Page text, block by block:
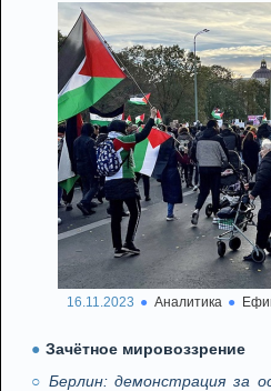
16.11.2023 Аналитика
Зачётное мировоззрение
Берлин: демонстрация за